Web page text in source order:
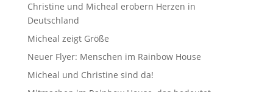
Christine und Micheal erobern Herzen in
Deutschland
Micheal zeigt Größe
Neuer Flyer: Menschen im Rainbow House
Micheal und Christine sind da!